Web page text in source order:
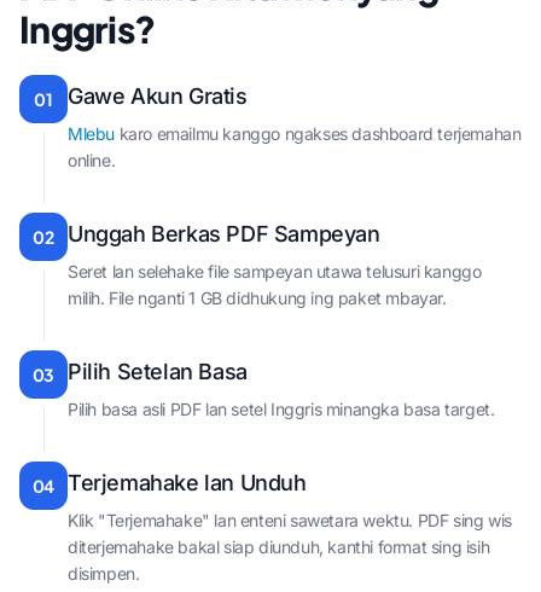
Inggris?
01 Gawe Akun Gratis
Mlebu karo emailmu kanggo ngakses dashboard terjemahan
online.
02 Unggah Berkas PDF Sampeyan
Seret lan selehake file sampeyan utawa telusuri kanggo
milih. File nganti 1 GB didhukung ing paket mbayar.
03 Pilih Setelan Basa
Pilih basa asli PDF lan setel Inggris minangka basa target.
04 Terjemahake lan Unduh
Klik "Terjemahake" lan enteni sawetara wektu. PDF sing wis
diterjemahake bakal siap diunduh, kanthi format sing isih
disimpen.